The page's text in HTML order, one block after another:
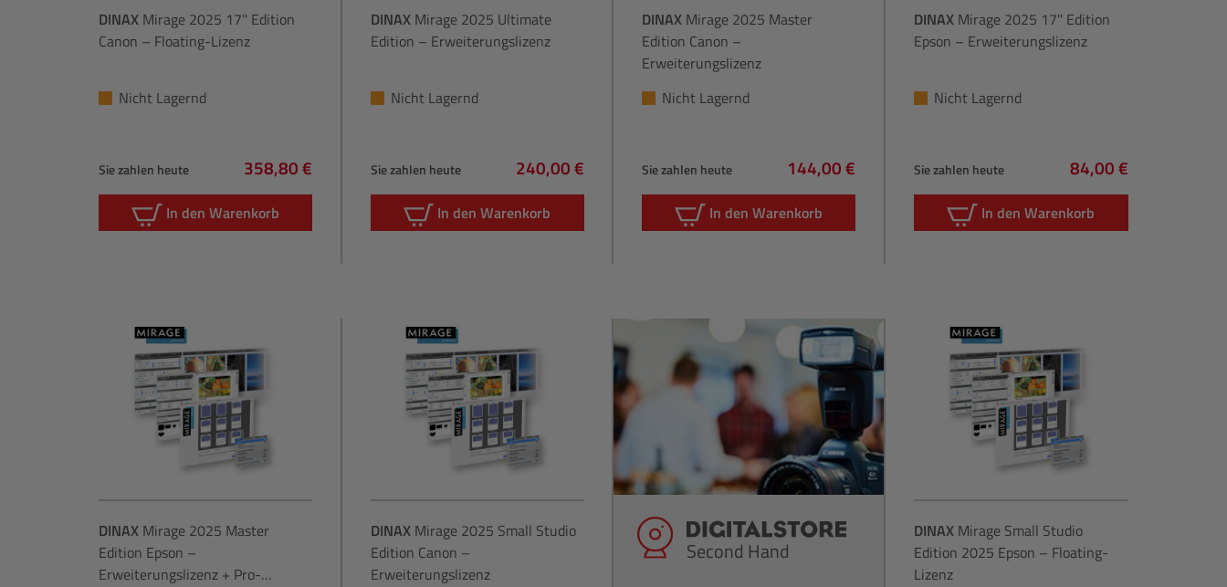
Tamron
DINAX Mirage 2025 17'' Edition
Canon – Floating-Lizenz
Nicht Lagernd
Sie zahlen heute
Regulärer Preis:
358,80 €
In den Warenkorb
DINAXMirage 2025 Ultimate
Edition – Erweiterungslizenz
Nicht Lagernd
Sie zahlen heute
Regulärer Preis:
240,00 €
In den Warenkorb
DINAX Mirage 2025 Master
Edition Canon –
Erweiterungslizenz
Nicht Lagernd
Sie zahlen heute
Regulärer Preis:
144,00 €
In den Warenkorb
DINAXMirage 2025 17'' Edition
Epson – Erweiterungslizenz
Nicht Lagernd
Sie zahlen heute
Regulärer Preis:
84,00 €
In den Warenkorb
DINAX Mirage 2025 Master
Edition Epson –
Erweiterungslizenz + Pro-
DINAXMirage 2025 Small Studio
Edition Canon –
Erweiterungslizenz
Second Hand
DINAXMirage Small Studio
Edition 2025 Epson – Floating-
Lizenz